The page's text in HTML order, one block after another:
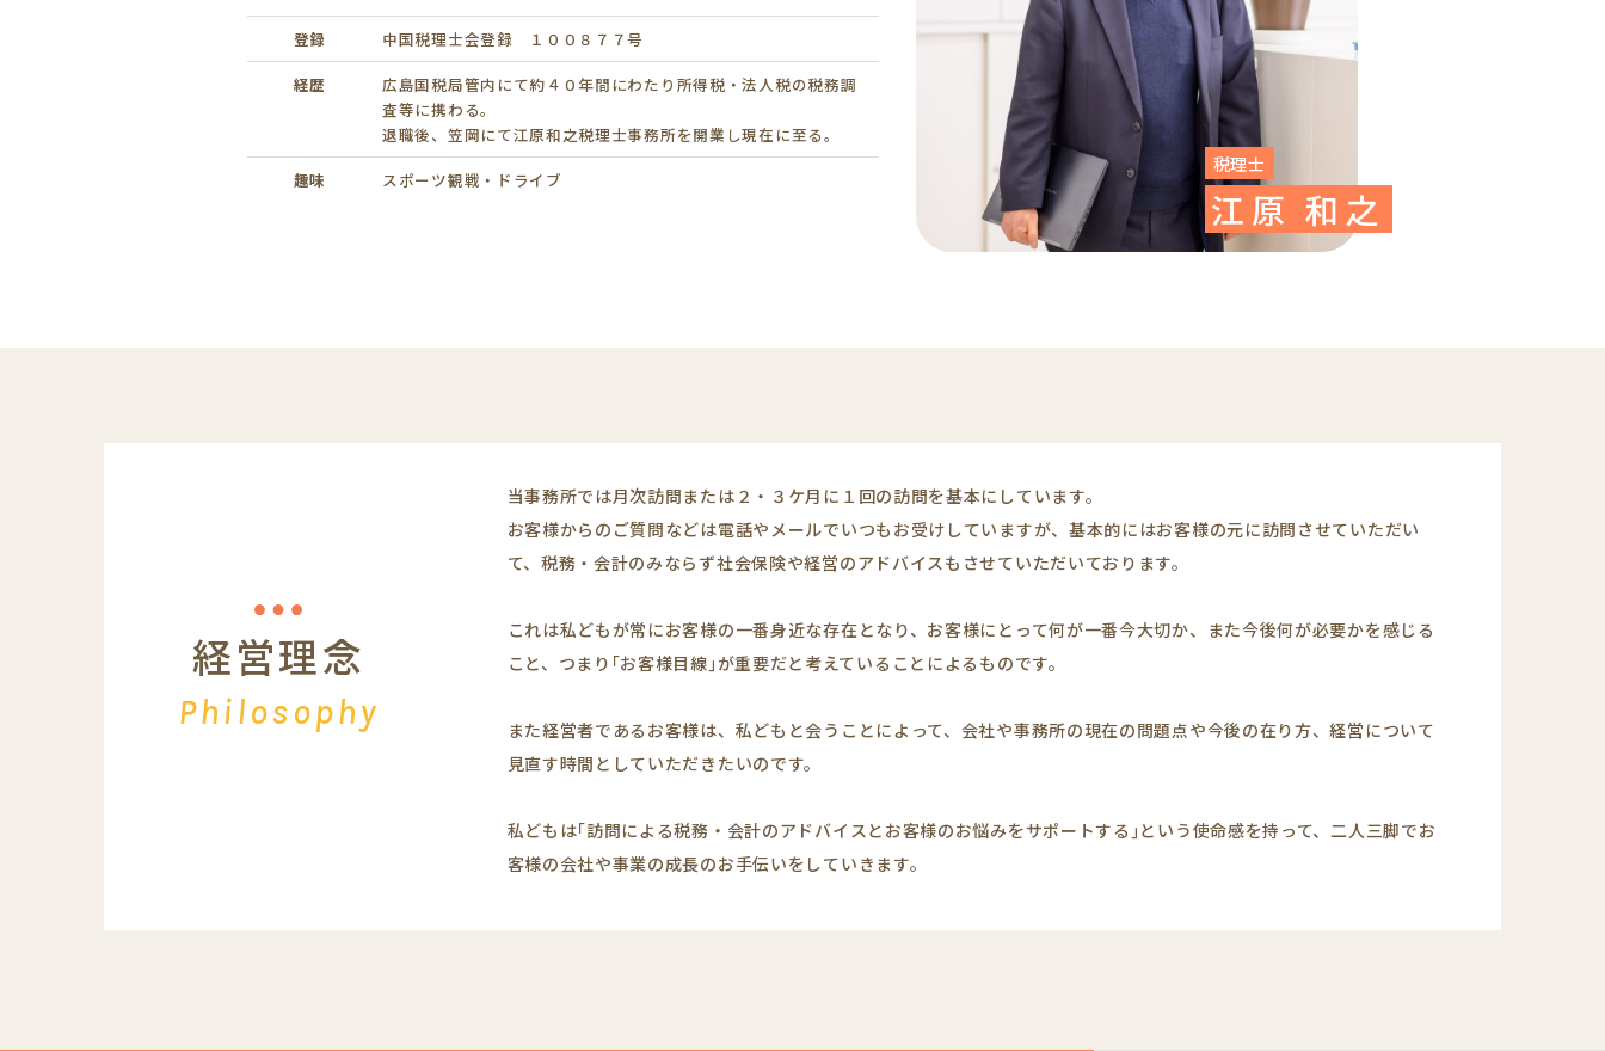
登録
中国税理士会登録 １００８７７号
経歴
広島国税局管内にて約４０年間にわたり所得税・法人税の税務調
査等に携わる。
退職後、笠岡にて江原和之税理士事務所を開業し現在に至る。
趣味
スポーツ観戦・ドライブ
税理士
江原 和之
経営理念
Philosophy
当事務所では月次訪問または２・３ケ月に１回の訪問を基本にしています。
お客様からのご質問などは電話やメールでいつもお受けしていますが、基本的にはお客様の元に訪問させていただい
て、税務・会計のみならず社会保険や経営のアドバイスもさせていただいております。
これは私どもが常にお客様の一番身近な存在となり、お客様にとって何が一番今大切か、また今後何が必要かを感じる
こと、つまり｢お客様目線｣が重要だと考えていることによるものです。
また経営者であるお客様は、私どもと会うことによって、会社や事務所の現在の問題点や今後の在り方、経営について
見直す時間としていただきたいのです。
私どもは｢訪問による税務・会計のアドバイスとお客様のお悩みをサポートする｣という使命感を持って、二人三脚でお
客様の会社や事業の成長のお手伝いをしていきます。